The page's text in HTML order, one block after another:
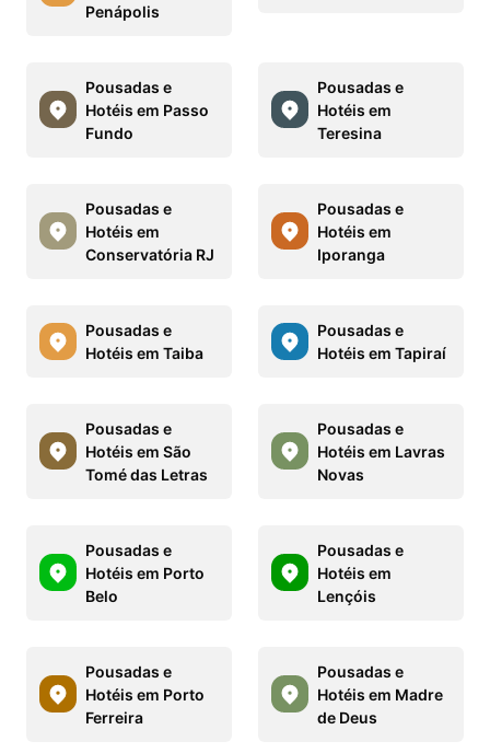
Penápolis
Pousadas e
Hotéis em Passo
Fundo
Pousadas e
Hotéis em
Teresina
Pousadas e
Hotéis em
Conservatória RJ
Pousadas e
Hotéis em
Iporanga
Pousadas e
Hotéis em Taiba
Pousadas e
Hotéis em Tapiraí
Pousadas e
Hotéis em São
Tomé das Letras
Pousadas e
Hotéis em Lavras
Novas
Pousadas e
Hotéis em Porto
Belo
Pousadas e
Hotéis em
Lençóis
Pousadas e
Hotéis em Porto
Ferreira
Pousadas e
Hotéis em Madre
de Deus